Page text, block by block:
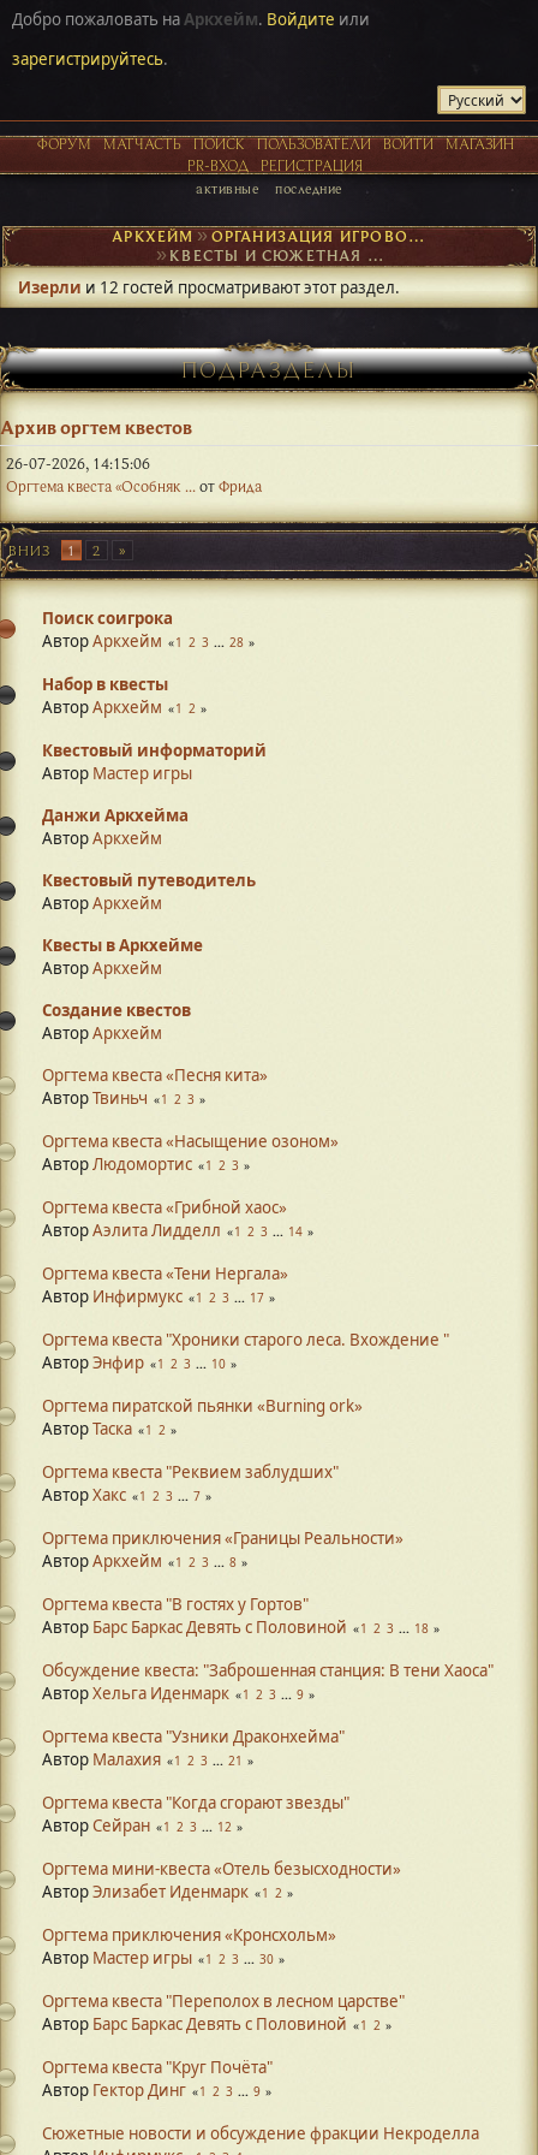
Добро пожаловать наАркхейм. Войдите или
зарегистрируйтесь.
ФОРУМ МАТЧАСТЬ ПОИСК ПОЛЬЗОВАТЕЛИ ВОЙТИ
МАГАЗИН
PR-ВХОД
РЕГИСТРАЦИЯ
активные последние
АРКХЕЙМ► ОРГАНИЗАЦИЯ ИГРОВОГО ПРОЦЕССА
► КВЕСТЫ И СЮЖЕТНАЯ ОСНОВА
Изерли и 12 гостей просматривают этот раздел.
ПОДРАЗДЕЛЫ
Архив оргтем квестов
26-07-2026, 14:15:06
Оргтема квеста «Особняк ... отФрида
ВНИЗ 1 2
Поиск соигрока
АвторАркхейм 1 2 3 ... 28
Набор в квесты
АвторАркхейм 1 2
Квестовый информаторий
Автор Мастер игры
Данжи Аркхейма
АвторАркхейм
Квестовый путеводитель
АвторАркхейм
Квесты в Аркхейме
АвторАркхейм
Создание квестов
АвторАркхейм
Оргтема квеста «Песня кита»
АвторТвиньч 1 2 3
Оргтема квеста «Насыщение озоном»
АвторЛюдомортис 1 2 3
Оргтема квеста «Грибной хаос»
АвторАэлита Лидделл 1 2 3 ... 14
Оргтема квеста «Тени Нергала»
Автор Инфирмукс 1 2 3 ... 17
Оргтема квеста "Хроники старого леса. Вхождение "
АвторЭнфир 1 2 3 ... 10
Оргтема пиратской пьянки «Burning ork»
АвторТаска 1 2
Оргтема квеста "Реквием заблудших"
АвторХакс 1 2 3 ... 7
Оргтема приключения «Границы Реальности»
АвторАркхейм 1 2 3 ... 8
Оргтема квеста "В гостях у Гортов"
Автор Барс Баркас Девять с Половиной 1 2 3 ... 18
Обсуждение квеста: "Заброшенная станция: В тени Хаоса"
АвторХельга Иденмарк 1 2 3 ... 9
Оргтема квеста "Узники Драконхейма"
Автор Малахия 1 2 3 ... 21
Оргтема квеста "Когда сгорают звезды"
АвторСейран 1 2 3 ... 12
Оргтема мини-квеста «Отель безысходности»
АвторЭлизабет Иденмарк 1 2
Оргтема приключения «Кронсхольм»
Автор Мастер игры 1 2 3 ... 30
Оргтема квеста "Переполох в лесном царстве"
Автор Барс Баркас Девять с Половиной 1 2
Оргтема квеста "Круг Почëта"
Автор Гектор Динг 1 2 3 ... 9
Сюжетные новости и обсуждение фракции Некроделла